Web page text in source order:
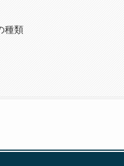
種類